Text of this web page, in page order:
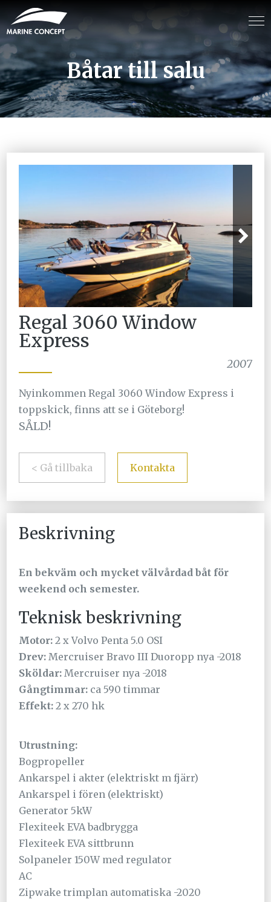
Båtar till salu
Regal 3060 Window
Express
2007
Nyinkommen Regal 3060 Window Express i
toppskick, finns att se i Göteborg!
SÅLD!
< Gå tillbaka Kontakta
Beskrivning
En bekväm och mycket välvårdad båt för
weekend och semester.
Teknisk beskrivning
Motor:2 x Volvo Penta 5.0 OSI
Drev: Mercruiser Bravo III Duoropp nya -2018
Sköldar: Mercruiser nya -2018
Gångtimmar: ca 590 timmar
Effekt: 2 x 270 hk
Utrustning:
Bogpropeller
Ankarspel i akter (elektriskt m fjärr)
Ankarspel i fören (elektriskt)
Generator 5kW
Flexiteek EVA badbrygga
Flexiteek EVA sittbrunn
Solpaneler 150W med regulator
AC
Zipwake trimplan automatiska -2020